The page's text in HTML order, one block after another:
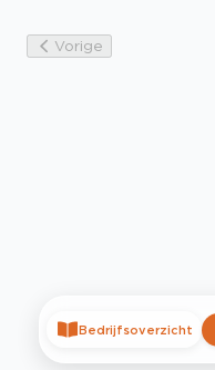
Vorige
Bedrijfsoverzicht